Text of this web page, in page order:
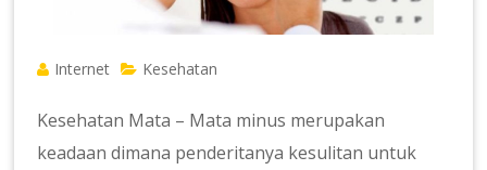
Internet Kesehatan
Kesehatan Mata – Mata minus merupakan
keadaan dimana penderitanya kesulitan untuk